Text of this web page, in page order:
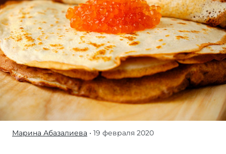
Московская
Марина Абазалиева • 19 февраля 2020